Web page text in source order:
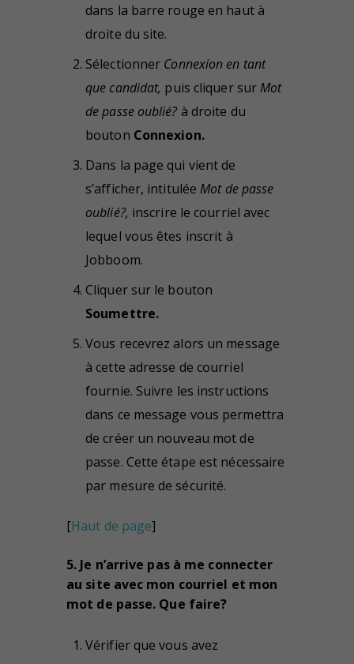
dans la barre rouge en haut à
droite du site.
Sélectionner Connexion en tant
que candidat, puis cliquer surMot
de passe oublié? à droite du
bouton Connexion.
Dans la page qui vient de
s’afficher, intituléeMot de passe
oublié?, inscrire le courriel avec
lequel vous êtes inscrit à
Jobboom.
Cliquer sur le bouton
Soumettre.
Vous recevrez alors un message
à cette adresse de courriel
fournie. Suivre les instructions
dans ce message vous permettra
de créer un nouveau mot de
passe. Cette étape est nécessaire
par mesure de sécurité.
[Haut de page]
5. Je n’arrive pas à me connecter
au site avec mon courriel et mon
mot de passe. Que faire?
Vérifier que vous avez